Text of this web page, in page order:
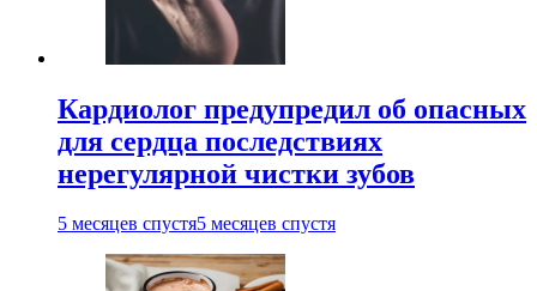
Кардиолог предупредил об опасных
для сердца последствиях
нерегулярной чистки зубов
5 месяцев спустя5 месяцев спустя